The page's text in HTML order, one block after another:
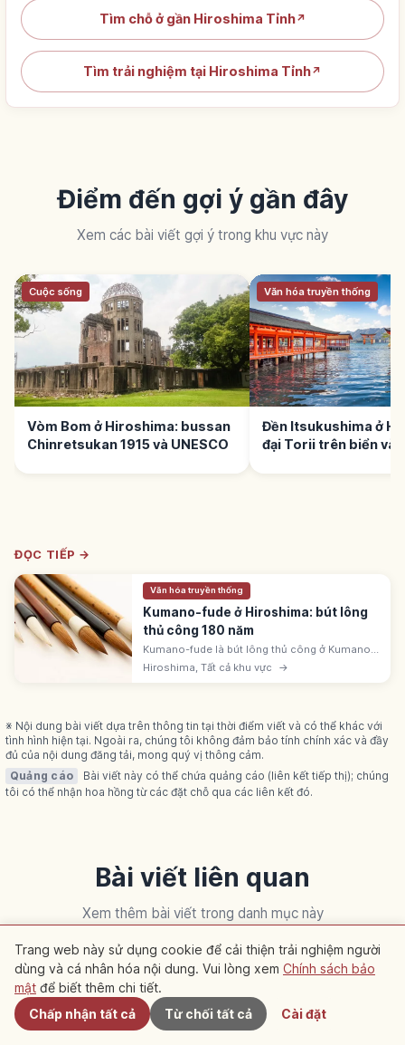
Tìm chỗ ở gần Hiroshima Tỉnh↗
Tìm trải nghiệm tại Hiroshima Tỉnh↗
Điểm đến gợi ý gần đây
Xem các bài viết gợi ý trong khu vực này
Cuộc sống
Vòm Bom ở Hiroshima: bussan
Chinretsukan 1915 và UNESCO
Văn hóa truyền thống
Đền Itsukushima ở
đại Torii trên biển và
ĐỌC TIẾP →
Văn hóa truyền thống
Kumano-fude ở Hiroshima: bút lông
thủ công 180 năm
Kumano-fude là bút lông thủ công ở Kumano,
Hiroshima, lịch sử 180 năm và sản phẩm thủ
công truyền thống quốc gia 1975. Có shohitsu,
Hiroshima, Tất cả khu vực →
※ Nội dung bài viết dựa trên thông tin tại thời điểm viết và có thể khác với
tình hình hiện tại. Ngoài ra, chúng tôi không đảm bảo tính chính xác và đầy
đủ của nội dung đăng tải, mong quý vị thông cảm.
Quảng cáo
Bài viết này có thể chứa quảng cáo (liên kết tiếp thị); chúng
tôi có thể nhận hoa hồng từ các đặt chỗ qua các liên kết đó.
Bài viết liên quan
Xem thêm bài viết trong danh mục này
Kyoto Kyoto Gần đây
Trang web này sử dụng cookie để cải thiện trải nghiệm người
dùng và cá nhân hóa nội dung. Vui lòng xem Chính sách bảo
mật để biết thêm chi tiết.
Chấp nhận tất cả
Từ chối tất cả Cài đặt